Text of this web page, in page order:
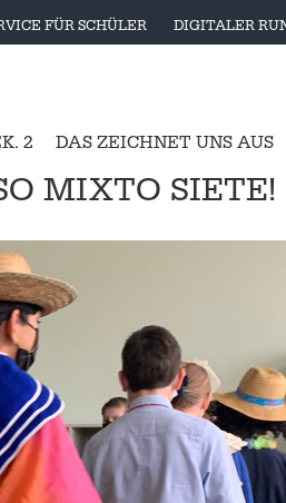
FÜR SCHÜLER DIGITALER
2 DAS ZEICHNET UNS AUS
MIXTO SIETE!